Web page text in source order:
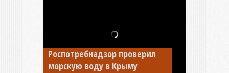
Роспотребнадзор проверил
морскую воду в Крыму
В Крыму у жителя Саки
изъяли автомобиль —
накопил долги по штрафам
ГИБДД